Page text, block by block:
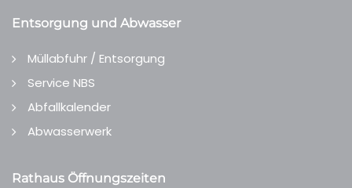
Entsorgung und Abwasser
Müllabfuhr / Entsorgung
Service NBS
Abfallkalender
Abwasserwerk
Rathaus Öffnungszeiten